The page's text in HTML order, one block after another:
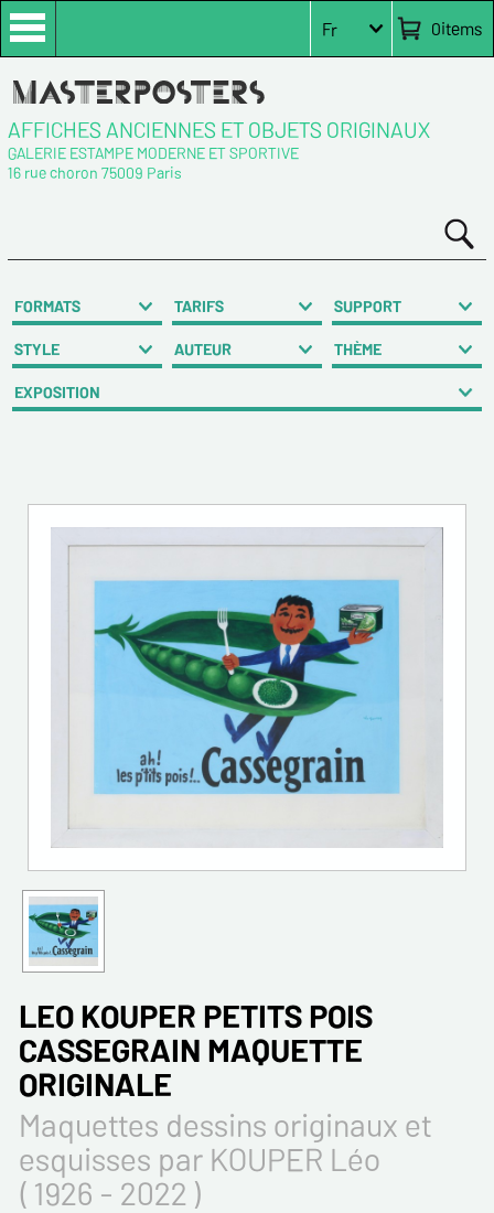
0items
Fr
AFFICHES ANCIENNES ET OBJETS ORIGINAUX
GALERIE ESTAMPE MODERNE ET SPORTIVE
16 rue choron 75009 Paris
FORMATS TARIFS SUPPORT
STYLE AUTEUR THÈME
EXPOSITION
LEO KOUPER PETITS POIS
CASSEGRAIN MAQUETTE
ORIGINALE
Maquettes dessins originaux et
esquisses par KOUPER Léo
( 1926 - 2022 )